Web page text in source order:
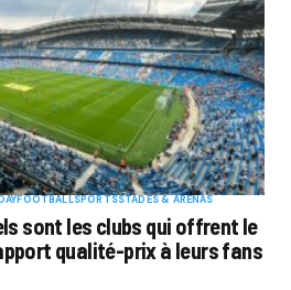
FOOTBALLSPORTSSTADES & ARENAS
sont les clubs qui offrent le
qualité-prix à leurs fans